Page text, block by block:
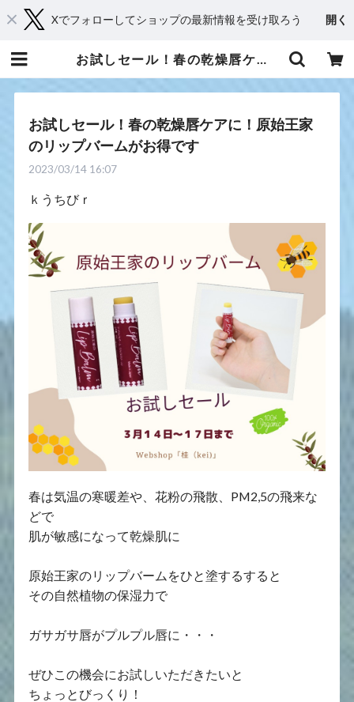
Xでフォローしてショップの最新情報を受け取ろう 開く
お試しセール！春の乾燥唇ケアに！原始王家のリップバームがお得です | 京都からメディカルアロマとハーブであなたに癒しと笑顔をお届け・Shop 桂（kei）
お試しセール！春の乾燥唇ケアに！原始王家
のリップバームがお得です
2023/03/14 16:07
ｋうちびｒ
春は気温の寒暖差や、花粉の飛散、PM2,5の飛来な
どで
肌が敏感になって乾燥肌に
原始王家のリップバームをひと塗するすると
その自然植物の保湿力で
ガサガサ唇がプルプル唇に・・・
ぜひこの機会にお試しいただきたいと
ちょっとびっくり！